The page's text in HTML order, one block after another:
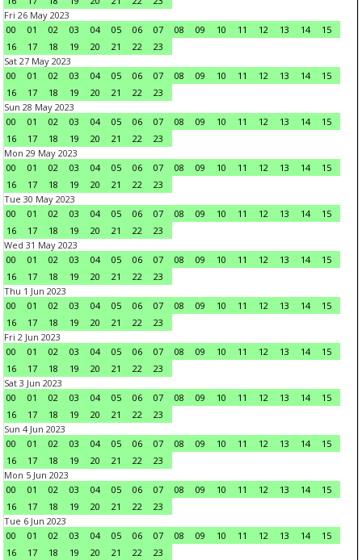
Fri 26 May 2023
00
01 02 03 04 05 06 07 08 09 10 11 12 13 14
15
16
17 18 19 20 21 22
23
Sat 27 May 2023
00
01 02 03 04 05 06 07 08 09 10 11 12 13 14
15
16
17 18 19 20 21 22
23
Sun 28 May 2023
00
01 02 03 04 05 06 07 08 09 10 11 12 13 14
15
16
17 18 19 20 21 22
23
Mon 29 May 2023
00
01 02 03 04 05 06 07 08 09 10 11 12 13 14
15
16
17 18 19 20 21 22
23
Tue 30 May 2023
00
01 02 03 04 05 06 07 08 09 10 11 12 13 14
15
16
17 18 19 20 21 22
23
Wed 31 May 2023
00
01 02 03 04 05 06 07 08 09 10 11 12 13 14
15
16
17 18 19 20 21 22
23
Thu 1 Jun 2023
00
01 02 03 04 05 06 07 08 09 10 11 12 13 14
15
16
17 18 19 20 21 22
23
Fri 2 Jun 2023
00
01 02 03 04 05 06 07 08 09 10 11 12 13 14
15
16
17 18 19 20 21 22
23
Sat 3 Jun 2023
00
01 02 03 04 05 06 07 08 09 10 11 12 13 14
15
16
17 18 19 20 21 22
23
Sun 4 Jun 2023
00
01 02 03 04 05 06 07 08 09 10 11 12 13 14
15
16
17 18 19 20 21 22
23
Mon 5 Jun 2023
00
01 02 03 04 05 06 07 08 09 10 11 12 13 14
15
16
17 18 19 20 21 22
23
Tue 6 Jun 2023
00
01 02 03 04 05 06 07 08 09 10 11 12 13 14
15
16
17 18 19 20 21 22
23